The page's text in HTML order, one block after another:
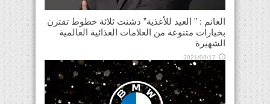
الغانم : ” العيد للأغذية” دشنت ثلاثة خطوط تقترن
بخيارات متنوعة من العلامات الغذائية العالمية
الشهيرة
2021/03/17